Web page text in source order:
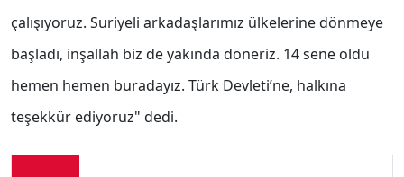
çalışıyoruz. Suriyeli arkadaşlarımız ülkelerine dönmeye
başladı, inşallah biz de yakında döneriz. 14 sene oldu
hemen hemen buradayız. Türk Devleti’ne, halkına
teşekkür ediyoruz" dedi.